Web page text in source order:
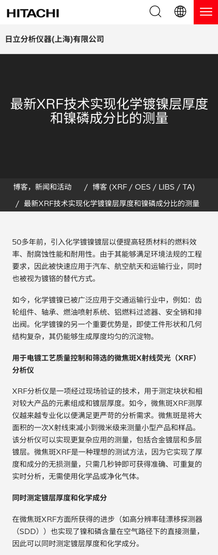
日立分析仪器(上海)有限公司
产品系列
台式 XRF 光谱仪
热分析仪
应用
环境监测
化工品
机械工程
金属表面处理 / 电镀 / 涂层分析
金属生产 / 铸造厂
石化产品与燃料
材料可靠性鉴定
贵金属 / 珠宝饰品
QA/QC (质量保证 / 质量控制)
合规性筛选 (RoHS/wee/ELV)
废金属回收
考古
博客
网络讲堂
在线演示
服务
保修注册
常见问题
订购耗材和配件
日本語 (JP)
最新XRF技术实现化学镀镍层厚度
和镍磷成分比的测量
博客，新闻和活动
博客 (XRF / OES / LIBS / TA)
最新XRF技术实现化学镀镍层厚度和镍磷成分比的测量
50多年前，引入化学镀镍镀层以便提高轻质材料的燃料效
率、耐腐蚀性能和耐用性。由于其能够满足环境法规的工程
要求，因此被快速应用于汽车、航空航天和运输行业，同时
也被视为镀铬的替代方式。
如今，化学镀镍已被广泛应用于交通运输行业中，例如：齿
轮组件、轴承、燃油喷射系统、铝燃料过滤器、安全销和排
出阀。化学镀镍的另一个重要优势是，即使工件形状和几何
结构复杂，其仍能够生成厚度均匀的沉淀物。
用于电镀工艺质量控制和筛选的微焦斑X射线荧光（XRF）
分析仪
XRF分析仪是一项经过现场验证的技术，用于测定块状和相
对较大产品的元素组成和镀层厚度。如今，微焦斑XRF测厚
仪越来越专业化以便满足更严苛的分析需求。微焦斑是将大
面积的一次X射线束减小到微米级来测量小型产品和样品。
该分析仪可以实现更复杂应用的测量，包括合金镀层和多层
镀层。微焦斑XRF是一种理想的测试方法，因为它实现了厚
度和成分的无损测量，只需几秒钟即可获得准确、可重复的
实时分析，无需使用化学品或净化气体。
同时测定镀层厚度和化学成分
在微焦斑XRF方面所获得的进步（如高分辨率硅漂移探测器
（SDD））也实现了镍和磷含量在空气路径下的直接测量，
因此可以同时测定镀层厚度和化学成分。